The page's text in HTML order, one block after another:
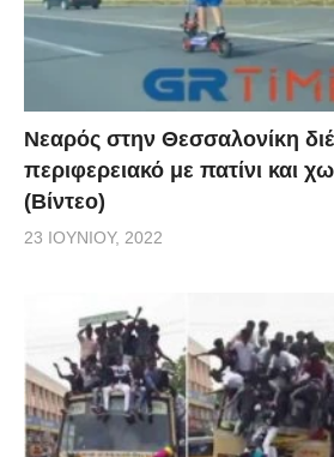
Νεαρός στην Θεσσαλονίκη
περιφερειακό με πατίνι και
(Βίντεο)
23 ΙΟΥΝΊΟΥ, 2022